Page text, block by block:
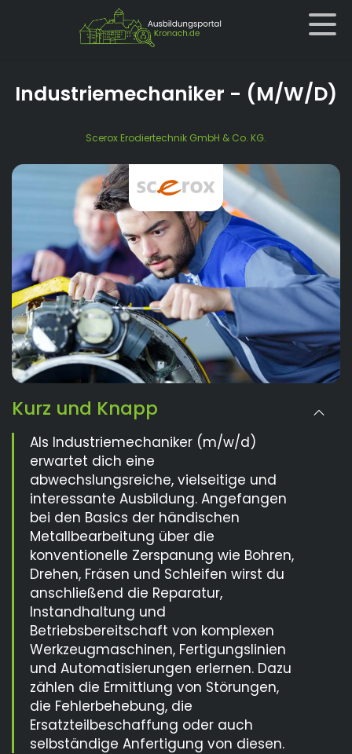
Industriemechaniker - (M/W/D)
Scerox Erodiertechnik GmbH & Co. KG.
Kurz und Knapp
Als Industriemechaniker (m/w/d)
erwartet dich eine
abwechslungsreiche, vielseitige und
interessante Ausbildung. Angefangen
bei den Basics der händischen
Metallbearbeitung über die
konventionelle Zerspanung wie Bohren,
Drehen, Fräsen und Schleifen wirst du
anschließend die Reparatur,
Instandhaltung und
Betriebsbereitschaft von komplexen
Werkzeugmaschinen, Fertigungslinien
und Automatisierungen erlernen. Dazu
zählen die Ermittlung von Störungen,
die Fehlerbehebung, die
Ersatzteilbeschaffung oder auch
selbständige Anfertigung von diesen.